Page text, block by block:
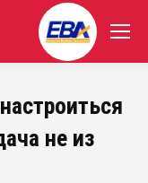
не из